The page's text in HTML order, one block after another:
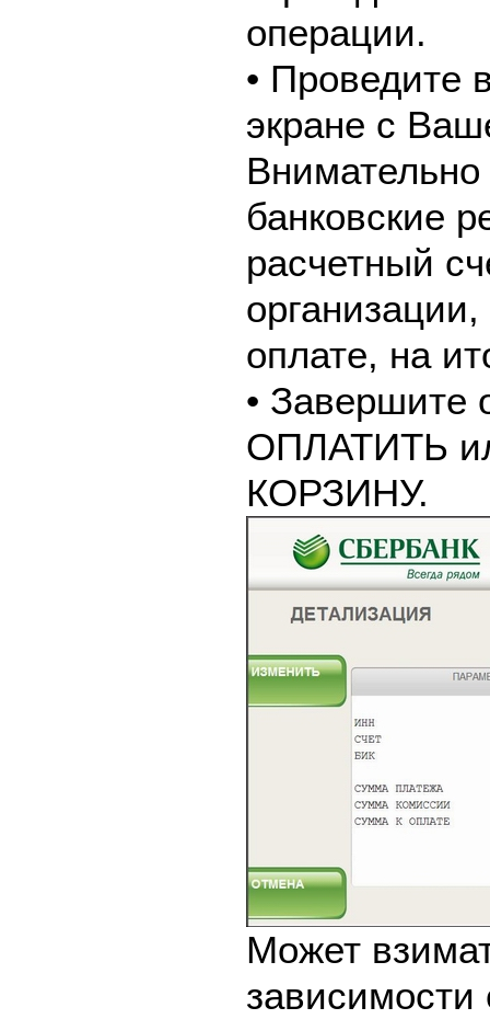
операции.
• Проведите
экране с
банковские
расчетный
оплате, на
• Завершите
ОПЛАТИТЬ
КОРЗИНУ.
Может
зависимости